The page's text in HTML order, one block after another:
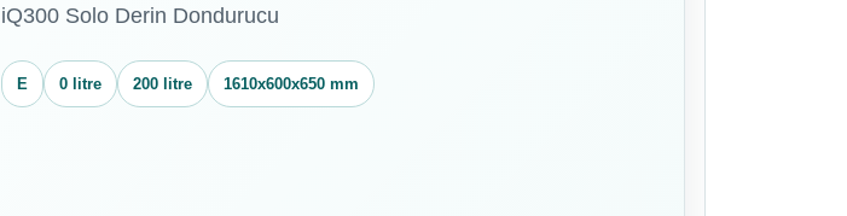
iQ300 Solo Derin Dondurucu
E 0 litre 200 litre 1610x600x650 mm